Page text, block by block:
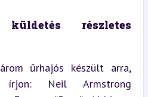
részletes
űrhajós készült arra,
írjon: Neil Armstrong